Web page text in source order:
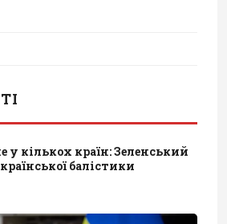
у кількох країн: Зеленський
балістики